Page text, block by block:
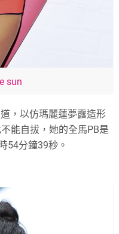
sun
，以仿瑪麗蓮夢露造形
能自拔，她的全馬PB是
54分鐘39秒。